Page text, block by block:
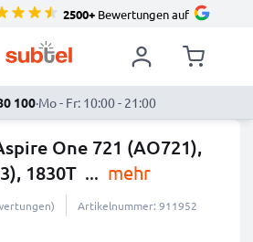
2500+Bewertungen auf
100·Mo - Fr: 10:00 - 21:00
One 721 (AO721),
1830T ... mehr
Artikelnummer: 911952